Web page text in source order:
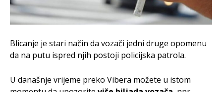
Blicanje je stari način da vozači jedni druge opomenu
da na putu ispred njih postoji policijska patrola.
U današnje vrijeme preko Vibera možete u istom